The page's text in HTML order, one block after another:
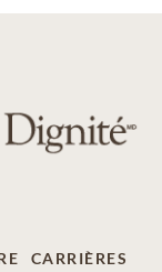
CARRIÈRES